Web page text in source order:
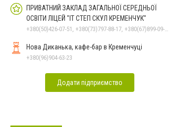
ПРИВАТНИЙ ЗАКЛАД ЗАГАЛЬНОЇ СЕРЕДНЬОЇ
ОСВІТИ ЛІЦЕЙ "ІТ СТЕП СКУЛ КРЕМЕНЧУК"
+380(50)426-07-51, +380(73)797-88-17, +380(67)899-09-16
Нова Диканька, кафе-бар в Кременчуці
+380(96)904-63-23
Додати підприємство